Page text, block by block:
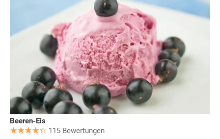
Beeren-Eis
115 Bewertungen